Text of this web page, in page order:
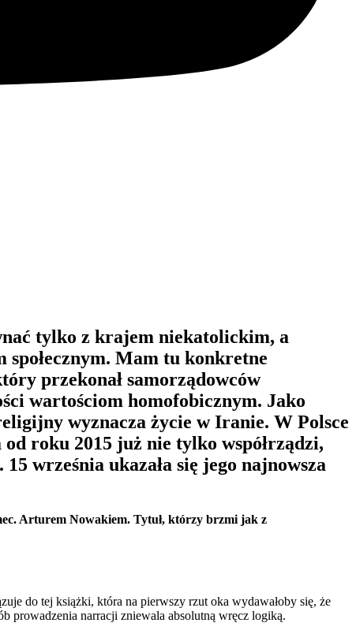
tylko z krajem niekatolickim, a
Mam tu konkretne
przekonał samorządowców
wartościom homofobicznym. Jako
wyznacza życie w Iranie. W Polsce
od roku 2015 już nie tylko współrządzi,
września ukazała się jego najnowsza
Arturem Nowakiem. Tytuł, którzy brzmi jak z
do tej książki, która na pierwszy rzut oka wydawałoby się, że
prowadzenia narracji zniewala absolutną wręcz logiką.